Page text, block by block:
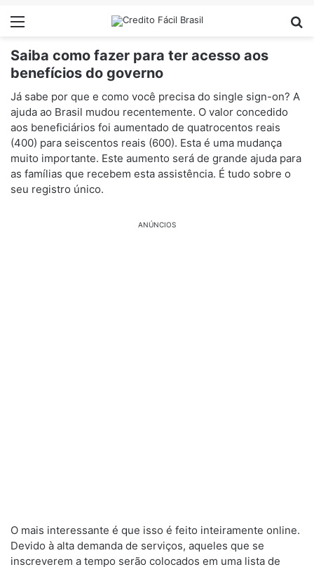
Menu
Saiba como fazer para ter acesso aos
benefícios do governo
Já sabe por que e como você precisa do single sign-on? A
ajuda ao Brasil mudou recentemente. O valor concedido
aos beneficiários foi aumentado de quatrocentos reais
(400) para seiscentos reais (600). Esta é uma mudança
muito importante. Este aumento será de grande ajuda para
as famílias que recebem esta assistência. É tudo sobre o
seu registro único.
ANÚNCIOS
O mais interessante é que isso é feito inteiramente online.
Devido à alta demanda de serviços, aqueles que se
inscreverem a tempo serão colocados em uma lista de